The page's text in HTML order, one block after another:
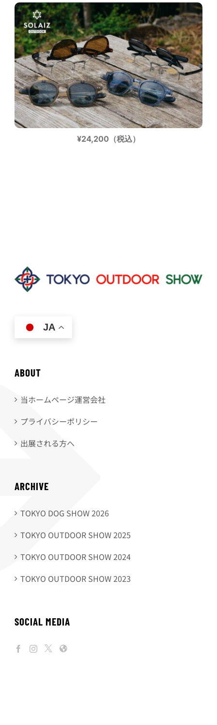
¥24,200（税込）
JA
ABOUT
当ホームページ運営会社
プライバシーポリシー
出展される方へ
ARCHIVE
TOKYO DOG SHOW 2026
TOKYO OUTDOOR SHOW 2025
TOKYO OUTDOOR SHOW 2024
TOKYO OUTDOOR SHOW 2023
SOCIAL MEDIA